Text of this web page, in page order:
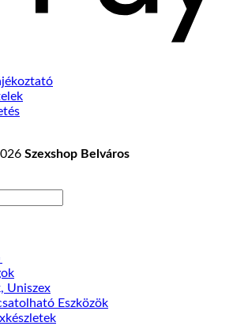
Szexshop Belváros
Uniszex
Eszközök